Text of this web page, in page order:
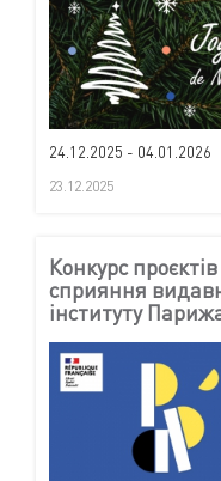
24.12.2025 - 04.01.2026
23.12.2025
Конкурс
сприяння
інституту